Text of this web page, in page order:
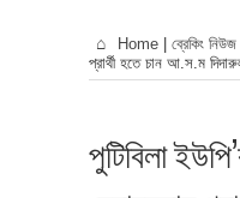
Home ব্রেকিং নিউজ
প্রার্থী হতে চান আ.স.ম
পুটিবিলা